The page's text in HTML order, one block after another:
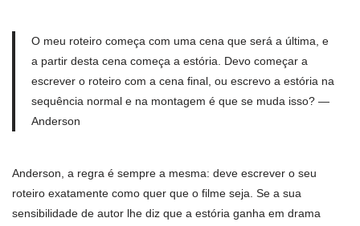
O meu roteiro começa com uma cena que será a última, e
a partir desta cena começa a estória. Devo começar a
escrever o roteiro com a cena final, ou escrevo a estória na
sequência normal e na montagem é que se muda isso? —
Anderson
Anderson, a regra é sempre a mesma: deve escrever o seu
roteiro exatamente como quer que o filme seja. Se a sua
sensibilidade de autor lhe diz que a estória ganha em drama